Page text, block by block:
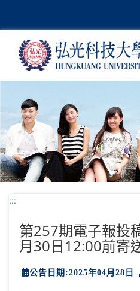
主
容
區
塊
:::
第257期電子報投
月30日12:00前寄
公告日期:2025年04月28日